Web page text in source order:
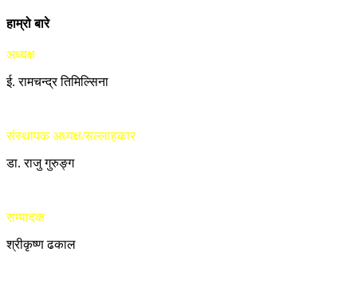
हाम्रो बारे
अध्यक्ष
ई. रामचन्द्र तिमिल्सिना
संस्थापक अध्यक्ष/सल्लाहकार
डा. राजु गुरुङ्ग
सम्पादक
श्रीकृष्ण ढकाल